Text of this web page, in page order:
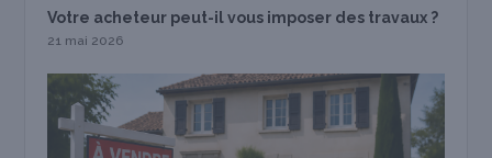
Votre acheteur peut-il vous imposer des travaux ?
21 mai 2026